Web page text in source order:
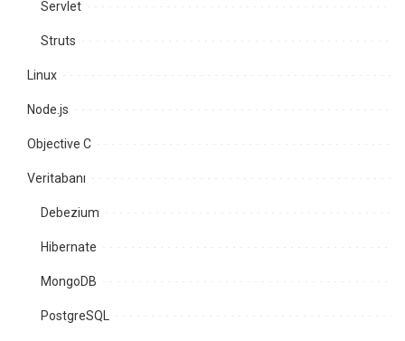
Servlet
Struts
Linux
Node.js
Objective C
Veritabanı
Debezium
Hibernate
MongoDB
PostgreSQL